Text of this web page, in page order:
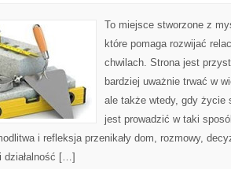
To miejsce stworzone z
które pomaga rozwijać
chwilach. Strona jest
bardziej uważnie trwać w
ale także wtedy, gdy życie
jest prowadzić w taki
i refleksja przenikały dom, rozmowy,
działalność […]